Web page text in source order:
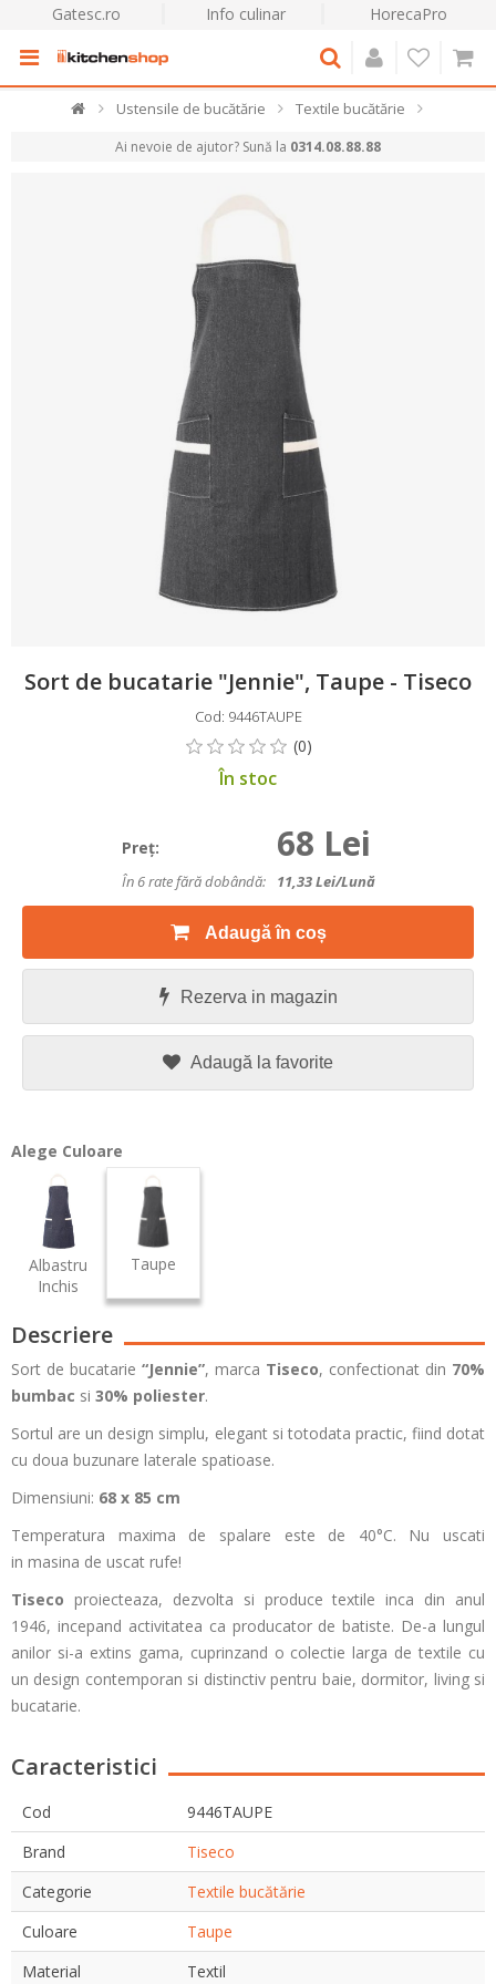
Gatesc.ro Info culinar HorecaPro
Ustensile de bucătărie Textile bucătărie
Ai nevoie de ajutor? Sună la 0314.08.88.88
Sort de bucatarie "Jennie", Taupe - Tiseco
Cod: 9446TAUPE
În stoc
Preţ: 68 Lei
În 6 rate fără dobândă: 11,33Lei/lună
Adaugă în coș
Rezerva in magazin
Adaugă la favorite
Alege Culoare
Albastru
Inchis
Taupe
Descriere
Sort de bucatarie “Jennie”, marca Tiseco, confectionat din 70%
bumbac si 30% poliester.
Sortul are un design simplu, elegant si totodata practic, fiind dotat
cu doua buzunare laterale spatioase.
Dimensiuni: 68 x 85 cm
Temperatura maxima de spalare este de 40°C. Nu uscati
in masina de uscat rufe!
Tiseco proiecteaza, dezvolta si produce textile inca din anul
1946, incepand activitatea ca producator de batiste. De-a lungul
anilor si-a extins gama, cuprinzand o colectie larga de textile cu
un design contemporan si distinctiv pentru baie, dormitor, living si
bucatarie.
Caracteristici
Cod
9446TAUPE
Brand
Tiseco
Categorie
Textile bucătărie
Culoare
Taupe
Material
Textil